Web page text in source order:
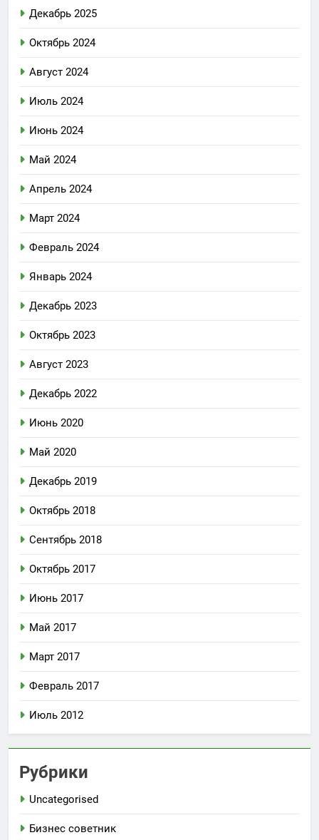
Декабрь 2025
Октябрь 2024
Август 2024
Июль 2024
Июнь 2024
Май 2024
Апрель 2024
Март 2024
Февраль 2024
Январь 2024
Декабрь 2023
Октябрь 2023
Август 2023
Декабрь 2022
Июнь 2020
Май 2020
Декабрь 2019
Октябрь 2018
Сентябрь 2018
Октябрь 2017
Июнь 2017
Май 2017
Март 2017
Февраль 2017
Июль 2012
Рубрики
Uncategorised
Бизнес советник